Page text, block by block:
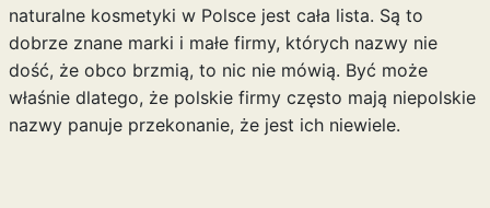
naturalne kosmetyki w Polsce jest cała lista. Są to
dobrze znane marki i małe firmy, których nazwy nie
dość, że obco brzmią, to nic nie mówią. Być może
właśnie dlatego, że polskie firmy często mają niepolskie
nazwy panuje przekonanie, że jest ich niewiele.